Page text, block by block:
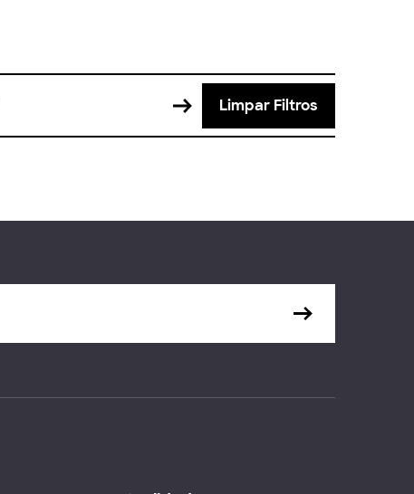
Limpar Filtros